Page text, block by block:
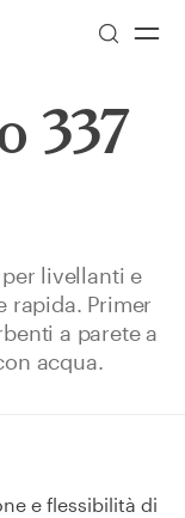
337
livellanti e
rapida. Primer
a parete a
acqua.
e flessibilità di